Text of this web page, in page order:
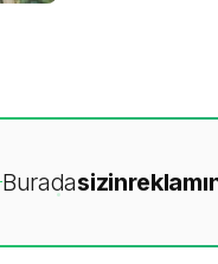
Buradasizin